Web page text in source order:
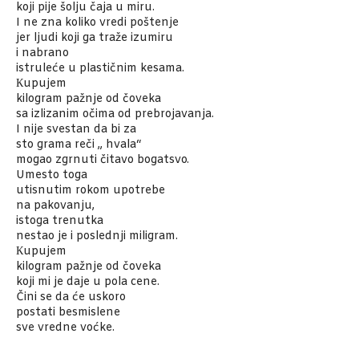
koji pije šolju čaja u miru.
I ne zna koliko vredi poštenje
jer ljudi koji ga traže izumiru
i nabrano
istruleće u plastičnim kesama.
Кupujem
kilogram pažnje od čoveka
sa izlizanim očima od prebrojavanja.
I nije svestan da bi za
sto grama reči „ hvala“
mogao zgrnuti čitavo bogatsvo.
Umesto toga
utisnutim rokom upotrebe
na pakovanju,
istoga trenutka
nestao je i poslednji miligram.
Кupujem
kilogram pažnje od čoveka
koji mi je daje u pola cene.
Čini se da će uskoro
postati besmislene
sve vredne voćke.